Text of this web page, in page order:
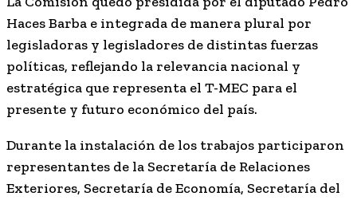
Haces Barba e integrada de manera plural por
legisladoras y legisladores de distintas fuerzas
políticas, reflejando la relevancia nacional y
estratégica que representa el T-MEC para el
presente y futuro económico del país.
Durante la instalación de los trabajos participaron
representantes de la Secretaría de Relaciones
Exteriores, Secretaría de Economía, Secretaría del